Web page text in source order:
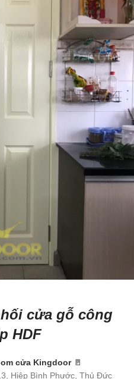
cửa gỗ công
HDF
cửa Kingdoor🚪
Hiệp Bình Phước, Thủ Đức